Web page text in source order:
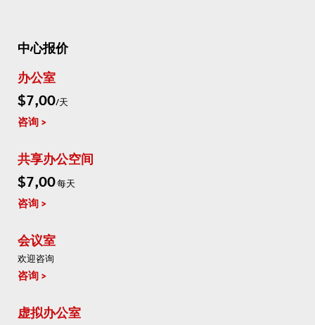
中心报价
办公室
$7,00/天
咨询
共享办公空间
$7,00每天
咨询
会议室
欢迎咨询
咨询
虚拟办公室